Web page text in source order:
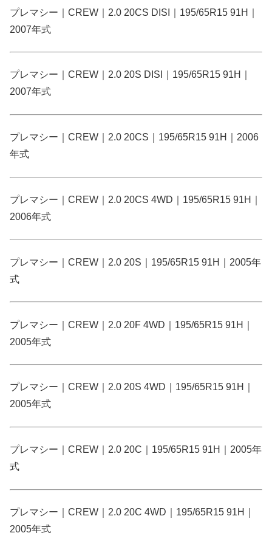
プレマシー｜CREW｜2.0 20CS DISI｜195/65R15 91H｜
2007年式
プレマシー｜CREW｜2.0 20S DISI｜195/65R15 91H｜
2007年式
プレマシー｜CREW｜2.0 20CS｜195/65R15 91H｜2006
年式
プレマシー｜CREW｜2.0 20CS 4WD｜195/65R15 91H｜
2006年式
プレマシー｜CREW｜2.0 20S｜195/65R15 91H｜2005年
式
プレマシー｜CREW｜2.0 20F 4WD｜195/65R15 91H｜
2005年式
プレマシー｜CREW｜2.0 20S 4WD｜195/65R15 91H｜
2005年式
プレマシー｜CREW｜2.0 20C｜195/65R15 91H｜2005年
式
プレマシー｜CREW｜2.0 20C 4WD｜195/65R15 91H｜
2005年式